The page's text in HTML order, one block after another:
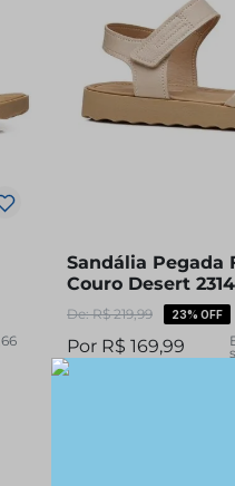
66
Sandália Pegada
Couro Desert
R$ 219,99 23% OFF
R$ 169,99